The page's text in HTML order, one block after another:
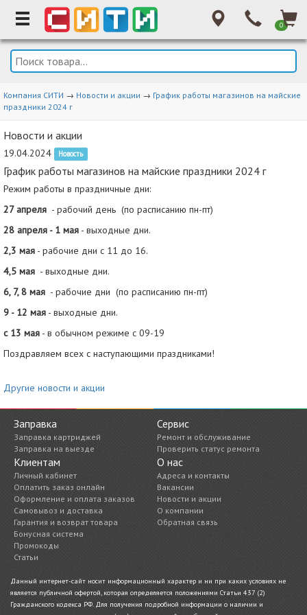
0
Компания СИТИ → Новости и акции → График работы магазинов на майские
праздники 2024 г
Новости и акции
19.04.2024 Новость
График работы магазинов на майские праздники 2024 г
Режим работы в праздничные дни:
27 апреля - рабочий день (по расписанию пн-пт)
28 апреля - 1 мая - выходные дни.
2,3 мая - рабочие дни с 11 до 16.
4,5 мая - выходные дни.
6, 7, 8 мая - рабочие дни (по расписанию пн-пт)
9 - 12 мая - выходные дни.
с 13 мая - в обычном режиме с 09-19
Поздравляем всех с наступающими праздниками!
Другие новости и акции
Заправка
Заправка картриджей
Заправка на выезде
Сервис
Ремонт и обслуживание
Проверить статус ремонта
Клиентам
Личный кабинет
Оплатить заказ онлайн
Оформление и оплата заказов
Самовывоз и доставка
Гарантия и возврат товара
Бонусная система
Промокоды
Статьи
О нас
Адреса и контакты
Вакансии
Новости и акции
О компании
Обратная связь
Данный интернет-сайт носит информационный характер и ни при каких условиях не
является публичной офертой, которая определяется положениями Статьи 437 (2)
Гражданского кодекса РФ. Для получения подробной информации о наличии и